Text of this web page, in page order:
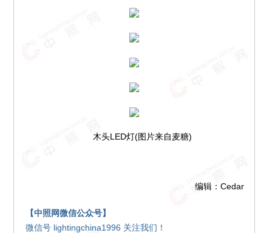
木头LED灯(图片来自麦糖)
编辑：Cedar
【中照网微信公众号】
微信号 lightingchina1996 关注我们！